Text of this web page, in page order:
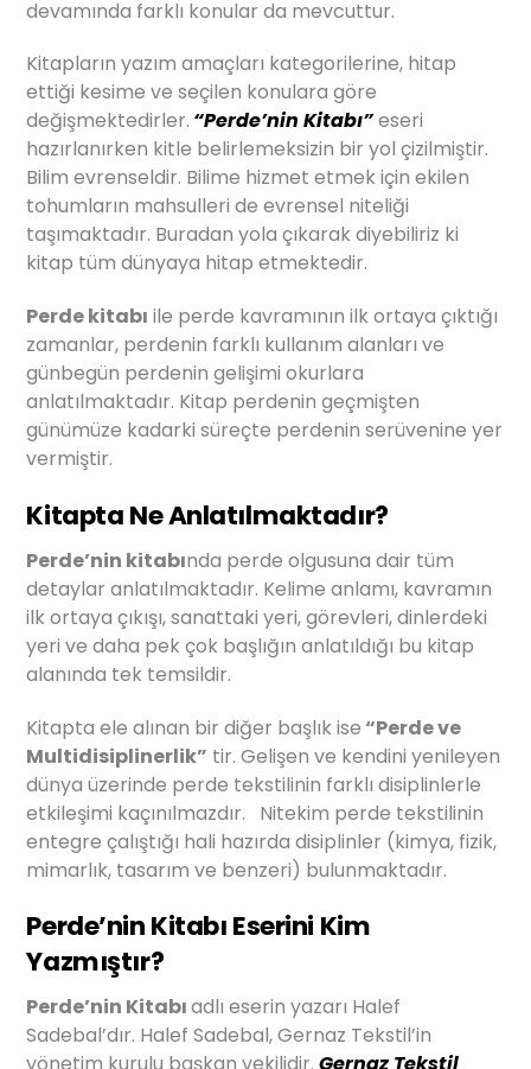
devamında farklı konular da mevcuttur.
Kitapların yazım amaçları kategorilerine, hitap
ettiği kesime ve seçilen konulara göre
değişmektedirler. “Perde’nin Kitabı”eseri
hazırlanırken kitle belirlemeksizin bir yol çizilmiştir.
Bilim evrenseldir. Bilime hizmet etmek için ekilen
tohumların mahsulleri de evrensel niteliği
taşımaktadır. Buradan yola çıkarak diyebiliriz ki
kitap tüm dünyaya hitap etmektedir.
Perde kitabı ile perde kavramının ilk ortaya çıktığı
zamanlar, perdenin farklı kullanım alanları ve
günbegün perdenin gelişimi okurlara
anlatılmaktadır. Kitap perdenin geçmişten
günümüze kadarki süreçte perdenin serüvenine yer
vermiştir.
Kitapta Ne Anlatılmaktadır?
Perde’nin kitabında perde olgusuna dair tüm
detaylar anlatılmaktadır. Kelime anlamı, kavramın
ilk ortaya çıkışı, sanattaki yeri, görevleri, dinlerdeki
yeri ve daha pek çok başlığın anlatıldığı bu kitap
alanında tek temsildir.
Kitapta ele alınan bir diğer başlık ise “Perde ve
Multidisiplinerlik” tir. Gelişen ve kendini yenileyen
dünya üzerinde perde tekstilinin farklı disiplinlerle
etkileşimi kaçınılmazdır. Nitekim perde tekstilinin
entegre çalıştığı hali hazırda disiplinler (kimya, fizik,
mimarlık, tasarım ve benzeri) bulunmaktadır.
Perde’nin Kitabı Eserini Kim
Yazmıştır?
Perde’nin Kitabıadlı eserin yazarı Halef
Sadebal’dır. Halef Sadebal, Gernaz Tekstil’in